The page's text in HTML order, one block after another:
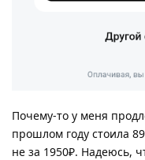
Почему-то у меня
прошлом году стоила
не за 1950₽. Надеюсь,